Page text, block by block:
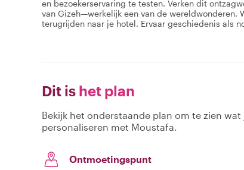
en bezoekerservaring te testen. Verken dit
van Gizeh—werkelijk een van de wereldwonderen.
terugrijden naar je hotel. Ervaar geschiedenis als
Dit is het plan
Bekijk het onderstaande plan om te zien
personaliseren met Moustafa.
Ontmoetingspunt